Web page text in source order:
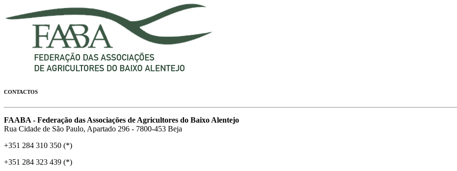
CONTACTOS
FAABA - Federação das Associações de Agricultores do Baixo Alentejo
Rua Cidade de São Paulo, Apartado 296 - 7800-453 Beja
+351 284 310 350 (*)
+351 284 323 439 (*)